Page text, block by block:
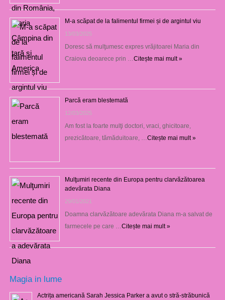
M-a scăpat de la falimentul firmei și de argintul viu
13/03/2025
Doresc să mulţumesc expres vrăjitoarei Maria din
Craiova deoarece prin … Citește mai mult »
Parcă eram blestemată
12/03/2025
Am fost la foarte mulţi doctori, vraci, ghicitoare,
prezicătoare, tămăduitoare, … Citește mai mult »
Mulţumiri recente din Europa pentru clarvăzătoarea
adevărata Diana
29/01/2021
Doamna clarvăzătoare adevărata Diana m-a salvat de
farmecele pe care … Citește mai mult »
Magia in lume
Actrița americană Sarah Jessica Parker a avut o stră-străbunică